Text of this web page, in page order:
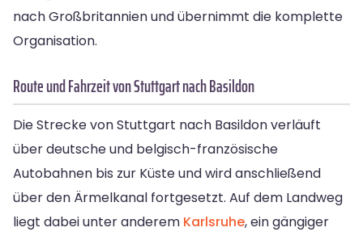
nach Großbritannien und übernimmt die komplette
Organisation.
Route und Fahrzeit von Stuttgart nach Basildon
Die Strecke von Stuttgart nach Basildon verläuft
über deutsche und belgisch-französische
Autobahnen bis zur Küste und wird anschließend
über den Ärmelkanal fortgesetzt. Auf dem Landweg
liegt dabei unter anderem Karlsruhe, ein gängiger